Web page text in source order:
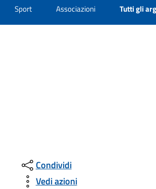
Sport Associazioni Tutti gli
Condividi
Vedi azioni